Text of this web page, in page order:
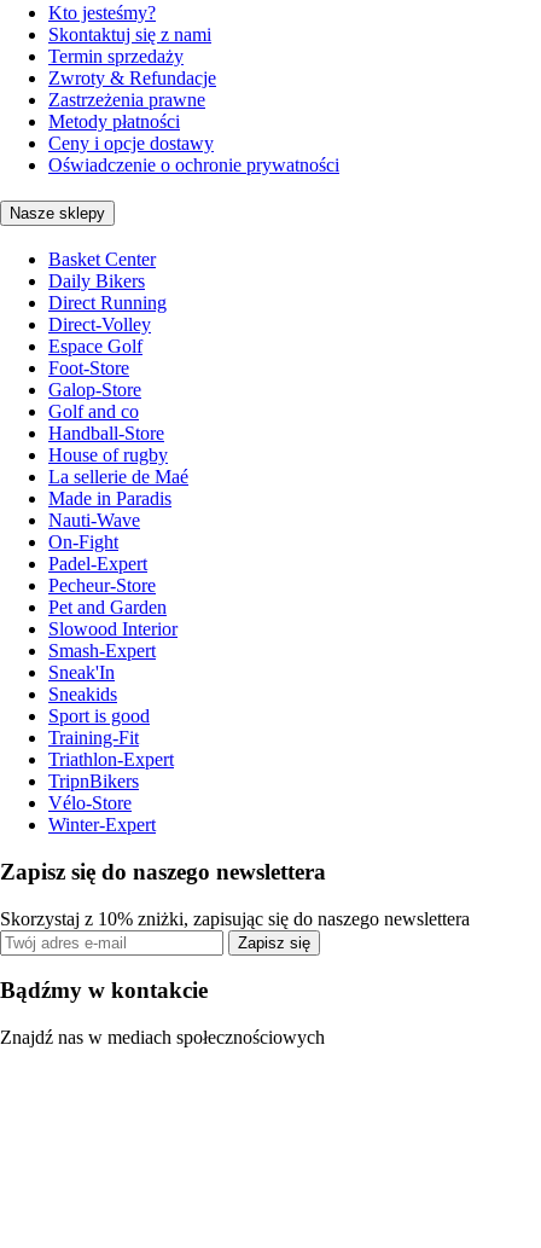
Kto jesteśmy?
Skontaktuj się z nami
Termin sprzedaży
Zwroty & Refundacje
Zastrzeżenia prawne
Metody płatności
Ceny i opcje dostawy
Oświadczenie o ochronie prywatności
Nasze sklepy
Basket Center
Daily Bikers
Direct Running
Direct-Volley
Espace Golf
Foot-Store
Galop-Store
Golf and co
Handball-Store
House of rugby
La sellerie de Maé
Made in Paradis
Nauti-Wave
On-Fight
Padel-Expert
Pecheur-Store
Pet and Garden
Slowood Interior
Smash-Expert
Sneak'In
Sneakids
Sport is good
Training-Fit
Triathlon-Expert
TripnBikers
Vélo-Store
Winter-Expert
Zapisz się do naszego newslettera
Skorzystaj z 10% zniżki, zapisując się do naszego newslettera
Zapisz się
Bądźmy w kontakcie
Znajdź nas w mediach społecznościowych